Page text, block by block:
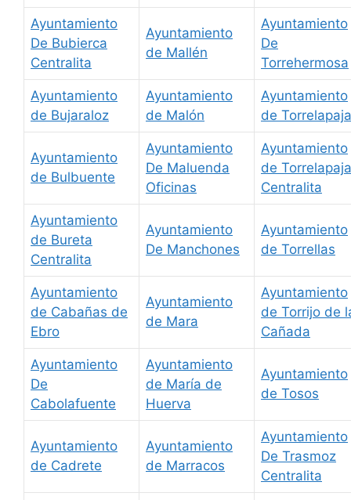
Ayuntamiento
De Bubierca
Centralita
Ayuntamiento
de Mallén
Ayuntamiento
De
Torrehermosa
Ayuntamiento
de Bujaraloz
Ayuntamiento
de Malón
Ayuntamiento
de Torrelapaja
Ayuntamiento
de Bulbuente
Ayuntamiento
De Maluenda
Oficinas
Ayuntamiento
de Torrelapaja
Centralita
Ayuntamiento
de Bureta
Centralita
Ayuntamiento
De Manchones
Ayuntamiento
de Torrellas
Ayuntamiento
de Cabañas de
Ebro
Ayuntamiento
de Mara
Ayuntamiento
de Torrijo de
Cañada
Ayuntamiento
De
Cabolafuente
Ayuntamiento
de María de
Huerva
Ayuntamiento
de Tosos
Ayuntamiento
de Cadrete
Ayuntamiento
de Marracos
Ayuntamiento
De Trasmoz
Centralita